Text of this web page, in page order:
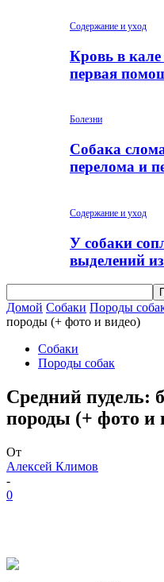
Содержание и уход
Кровь в
первая
Болезни
Собака
перелома и
Содержание и уход
У собаки
выделений
Домой Собаки Породы
породы (+ фото и видео)
Собаки
Породы собак
Средний пудель:
породы (+ фото и
От
Алексей Климов
-
0